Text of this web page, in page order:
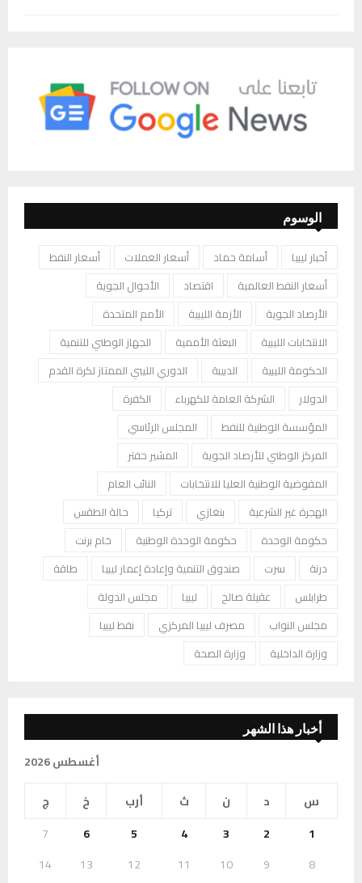
الوسوم
أخبار ليبيا أسامة حماد أسعار العملات
أسعار النفط
أسعار النفط العالمية
اقتصاد
الأحوال الجوية
الأرصاد الجوية
الأزمة الليبية
الأمم المتحدة
الانتخابات الليبية
البعثة الأممية
الجهاز الوطني للتنمية
الحكومة الليبية
الدبيبة
الدوري الليبي الممتاز لكرة القدم
الدولار
الشركة العامة للكهرباء
الكفرة
المؤسسة الوطنية للنفط
المجلس الرئاسي
المركز الوطني للأرصاد الجوية
المشير حفتر
المفوضية الوطنية العليا للانتخابات
النائب العام
الهجرة غير الشرعية
بنغازي تركيا
حالة الطقس
حكومة الوحدة
حكومة الوحدة الوطنية
خام برنت
درنة
سرت صندوق التنمية وإعادة إعمار ليبيا
طاقة
طرابلس
عقيلة صالح ليبيا
مجلس الدولة
مجلس النواب
مصرف ليبيا المركزي
نفط ليبيا
وزارة الداخلية
وزارة الصحة
أخبار هذا الشهر
أغسطس 2026
س
د ن ث أرب خ
ج
1
2
3
4
5
6
7
8
9
10
11
12
13
14